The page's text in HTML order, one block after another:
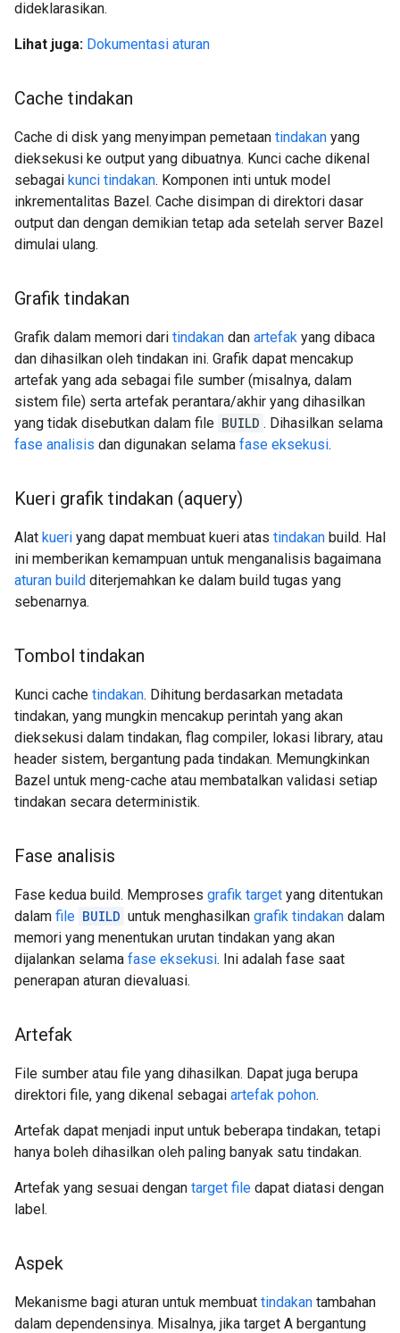
dideklarasikan.
Lihat juga: Dokumentasi aturan
Cache tindakan
Cache di disk yang menyimpan pemetaan tindakan yang
dieksekusi ke output yang dibuatnya. Kunci cache dikenal
sebagai kunci tindakan. Komponen inti untuk model
inkrementalitas Bazel. Cache disimpan di direktori dasar
output dan dengan demikian tetap ada setelah server Bazel
dimulai ulang.
Grafik tindakan
Grafik dalam memori dari tindakan dan artefak yang dibaca
dan dihasilkan oleh tindakan ini. Grafik dapat mencakup
artefak yang ada sebagai file sumber (misalnya, dalam
sistem file) serta artefak perantara/akhir yang dihasilkan
yang tidak disebutkan dalam file BUILD . Dihasilkan selama
fase analisis dan digunakan selama fase eksekusi.
Kueri grafik tindakan (aquery)
Alat kueri yang dapat membuat kueri atas tindakan build. Hal
ini memberikan kemampuan untuk menganalisis bagaimana
aturan build diterjemahkan ke dalam build tugas yang
sebenarnya.
Tombol tindakan
Kunci cache tindakan. Dihitung berdasarkan metadata
tindakan, yang mungkin mencakup perintah yang akan
dieksekusi dalam tindakan, flag compiler, lokasi library, atau
header sistem, bergantung pada tindakan. Memungkinkan
Bazel untuk meng-cache atau membatalkan validasi setiap
tindakan secara deterministik.
Fase analisis
Fase kedua build. Memproses grafik target yang ditentukan
dalam file BUILD untuk menghasilkan grafik tindakan dalam
memori yang menentukan urutan tindakan yang akan
dijalankan selama fase eksekusi. Ini adalah fase saat
penerapan aturan dievaluasi.
Artefak
File sumber atau file yang dihasilkan. Dapat juga berupa
direktori file, yang dikenal sebagai artefak pohon.
Artefak dapat menjadi input untuk beberapa tindakan, tetapi
hanya boleh dihasilkan oleh paling banyak satu tindakan.
Artefak yang sesuai dengan target file dapat diatasi dengan
label.
Aspek
Mekanisme bagi aturan untuk membuat tindakan tambahan
dalam dependensinya. Misalnya, jika target A bergantung